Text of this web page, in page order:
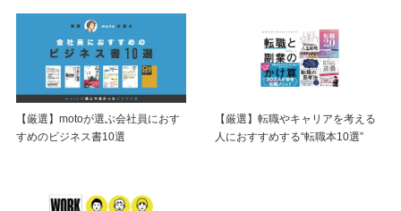
【厳選】motoが選ぶ会社員におす
すめのビジネス書10選
【厳選】転職やキャリアを考える
人におすすめする“転職本10選”